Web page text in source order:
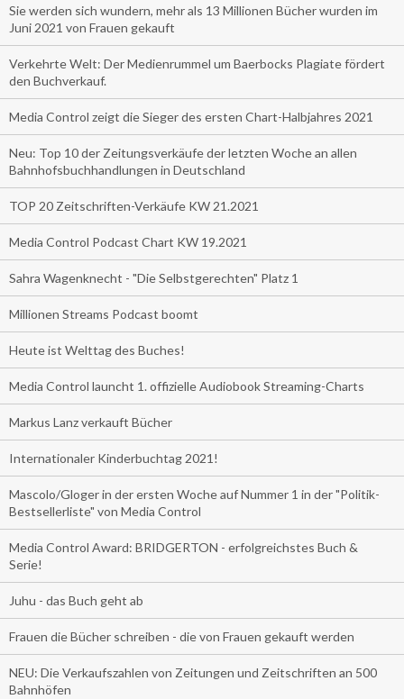
Sie werden sich wundern, mehr als 13 Millionen Bücher wurden im
Juni 2021 von Frauen gekauft
Verkehrte Welt: Der Medienrummel um Baerbocks Plagiate fördert
den Buchverkauf.
Media Control zeigt die Sieger des ersten Chart-Halbjahres 2021
Neu: Top 10 der Zeitungsverkäufe der letzten Woche an allen
Bahnhofsbuchhandlungen in Deutschland
TOP 20 Zeitschriften-Verkäufe KW 21.2021
Media Control Podcast Chart KW 19.2021
Sahra Wagenknecht - "Die Selbstgerechten" Platz 1
Millionen Streams Podcast boomt
Heute ist Welttag des Buches!
Media Control launcht 1. offizielle Audiobook Streaming-Charts
Markus Lanz verkauft Bücher
Internationaler Kinderbuchtag 2021!
Mascolo/Gloger in der ersten Woche auf Nummer 1 in der "Politik-
Bestsellerliste" von Media Control
Media Control Award: BRIDGERTON - erfolgreichstes Buch &
Serie!
Juhu - das Buch geht ab
Frauen die Bücher schreiben - die von Frauen gekauft werden
NEU: Die Verkaufszahlen von Zeitungen und Zeitschriften an 500
Bahnhöfen